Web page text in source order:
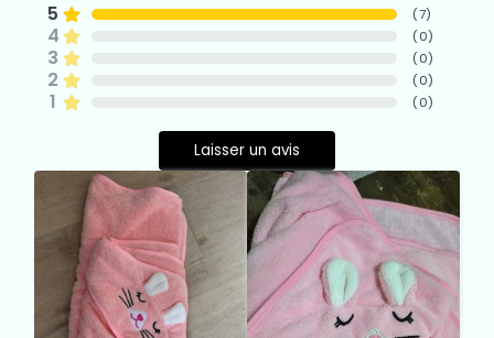
5 (7)
4 (0)
3 (0)
2 (0)
1 (0)
Laisser un avis